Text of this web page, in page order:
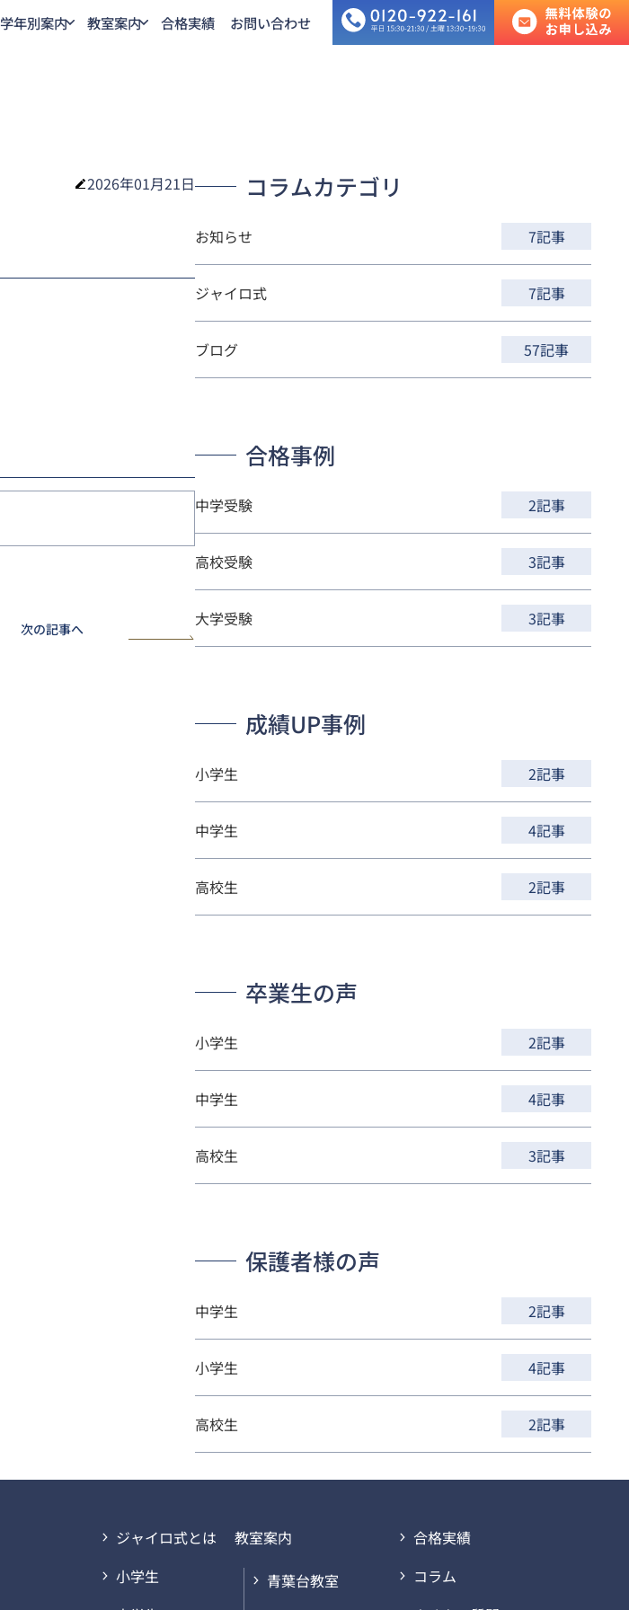
学年別案内
中学生
教室案内
綱島教室
合格実績 お問い合わせ
2026年01月21日
次の記事へ
コラムカテゴリ
お知らせ 7記事
ジャイロ式 7記事
ブログ 57記事
合格事例
中学受験 2記事
高校受験 3記事
大学受験 3記事
成績UP事例
小学生 2記事
中学生 4記事
高校生 2記事
卒業生の声
小学生 2記事
中学生 4記事
高校生 3記事
保護者様の声
中学生 2記事
小学生 4記事
高校生 2記事
ジャイロ式とは
小学生
教室案内
青葉台教室
合格実績
コラム